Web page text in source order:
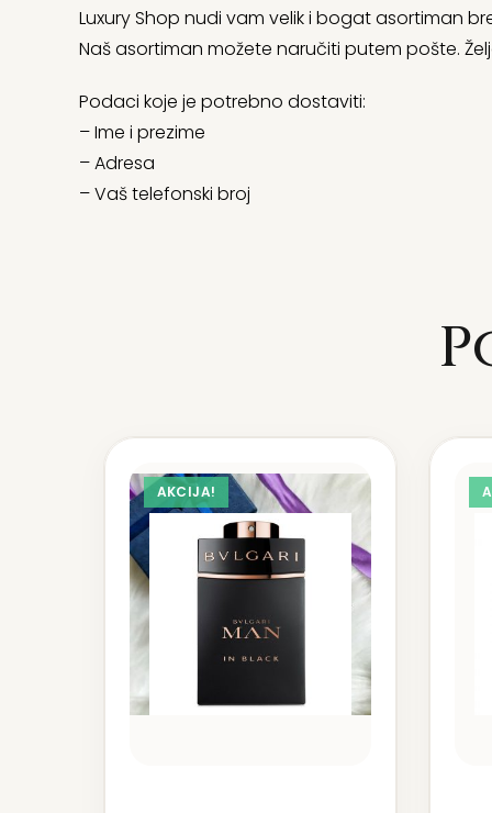
Luxury Shop nudi vam velik i bogat asortiman
Naš asortiman možete naručiti putem pošte.
Podaci koje je potrebno dostaviti:
– Ime i prezime
– Adresa
– Vaš telefonski broj
AKCIJA!